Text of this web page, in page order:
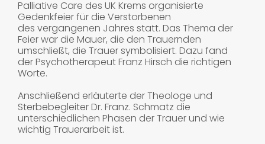
Palliative Care des UK Krems organisierte
Gedenkfeier für die Verstorbenen
des vergangenen Jahres statt. Das Thema der
Feier war die Mauer, die den Trauernden
umschließt, die Trauer symbolisiert. Dazu fand
der Psychotherapeut Franz Hirsch die richtigen
Worte.
Anschließend erläuterte der Theologe und
Sterbebegleiter Dr. Franz. Schmatz die
unterschiedlichen Phasen der Trauer und wie
wichtig Trauerarbeit ist.